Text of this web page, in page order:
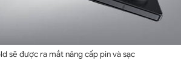
sẽ được ra mắt nâng cấp pin và sạc